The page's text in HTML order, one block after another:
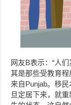
网友B表示：“人
其是那些受教育
来自Punjab。移
旦定居下来，就